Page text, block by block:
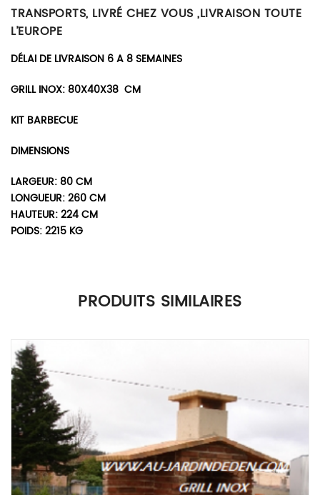
TRANSPORTS, LIVRÉ CHEZ VOUS ,LIVRAISON TOUTE
L’EUROPE
DÉLAI DE LIVRAISON 6 A 8 SEMAINES
GRILL INOX: 80X40X38 CM
KIT BARBECUE
DIMENSIONS
LARGEUR: 80 CM
LONGUEUR: 260 CM
HAUTEUR: 224 CM
POIDS: 2215 KG
Note
super contact vendeur a recommander trés sérieux
explication fourni bravo !!!
Sebastien tellier octobre 10, 2017
Seuls les clients connectés ayant acheté ce produit ont la
PRODUITS SIMILAIRES